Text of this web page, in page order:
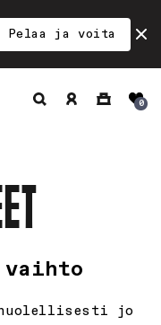
Pelaa ja voita
sisään
Ostoskori0
jo